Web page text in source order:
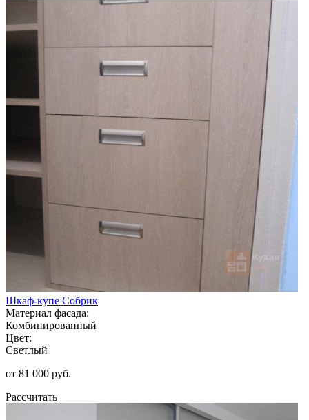
Шкаф-купе Собрик
Материал фасада:
Комбинированный
Цвет:
Светлый
от 81 000 руб.
Рассчитать